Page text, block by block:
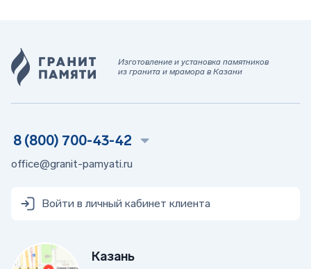
Изготовление и установка памятников
из гранита и мрамора в Казани
8 (800) 700-43-42
office@granit-pamyati.ru
Войти в личный кабинет клиента
Казань